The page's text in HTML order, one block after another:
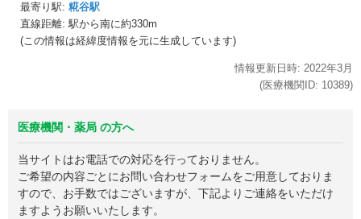
最寄り駅: 糀谷駅
直線距離: 駅から南に約330m
(この情報は経緯度情報を元に生成しています)
情報更新日時: 2022年3月
(医療機関ID: 10389)
医療機関・薬局 の方へ
当サイトはお電話での対応を行っておりません。
ご希望の内容ごとにお問い合わせフォームをご用意しておりま
すので、お手数ではございますが、下記よりご連絡をいただけ
ますようお願いいたします。